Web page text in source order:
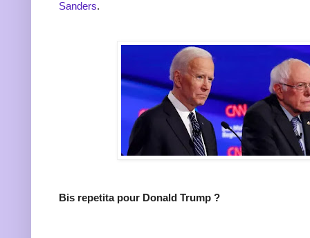
Sanders.
Bis repetita pour Donald Trump ?